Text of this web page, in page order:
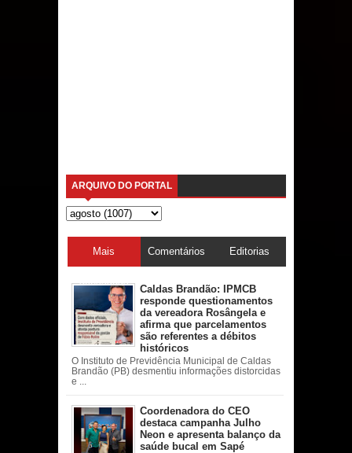
ARQUIVO DO PORTAL
Mais
acessadas
Comentários Editorias
Caldas Brandão: IPMCB
responde questionamentos
da vereadora Rosângela e
afirma que parcelamentos
são referentes a débitos
históricos
O Instituto de Previdência Municipal de Caldas
Brandão (PB) desmentiu informações distorcidas
e ...
Coordenadora do CEO
destaca campanha Julho
Neon e apresenta balanço da
saúde bucal em Sapé